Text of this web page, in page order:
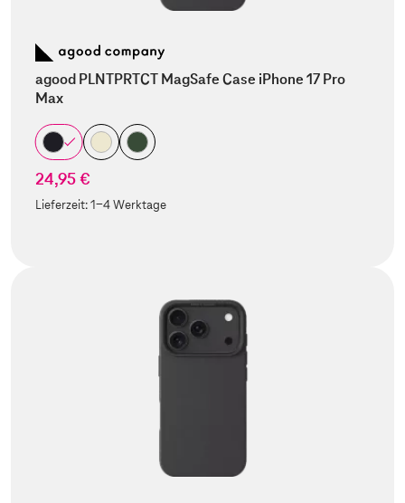
agood PLNTPRTCT MagSafe Case iPhone 17 Pro
Max
24,95 €
Lieferzeit:1-4 Werktage